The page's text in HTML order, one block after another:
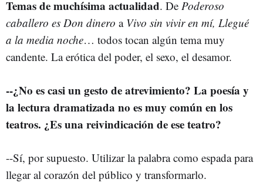
Temas de muchísima actualidad. De Poderoso
caballero es Don dinero a Vivo sin vivir en mí, Llegué
a la media noche… todos tocan algún tema muy
candente. La erótica del poder, el sexo, el desamor.
--¿No es casi un gesto de atrevimiento? La poesía y
la lectura dramatizada no es muy común en los
teatros. ¿Es una reivindicación de ese teatro?
--Sí, por supuesto. Utilizar la palabra como espada para
llegar al corazón del público y transformarlo.